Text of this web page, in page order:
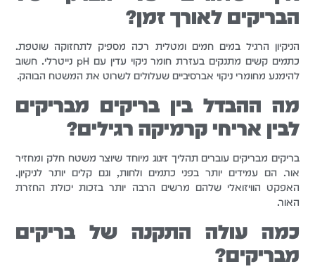
הבריקים לאורך זמן?
הניקיון הרגיל במים חמים ומטלית רכה מספיק לתחזוקה שוטפת.
כתמים קשים מתנקים בעזרת חומר ניקוי עדין עם pH נייטרלי. חשוב
להימנע מחומרי ניקוי אברסיביים שעלולים לשרוט את המשטח הבוהק.
מה ההבדל בין בריקים מבריקים
לבין אריחי קרמיקה רגילים?
בריקים מבריקים עוברים תהליך זיגוג מיוחד שיוצר משטח חלק ומחזיר
אור. הם עמידים יותר בפני כתמים ולחות, וגם קלים יותר לניקיון.
האפקט הוויזואלי שלהם מרשים הרבה יותר בזכות יכולת החזרת
האור.
כמה עולה התקנה של בריקים
מבריקים?